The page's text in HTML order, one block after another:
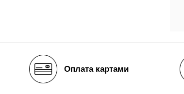
Оплата картами